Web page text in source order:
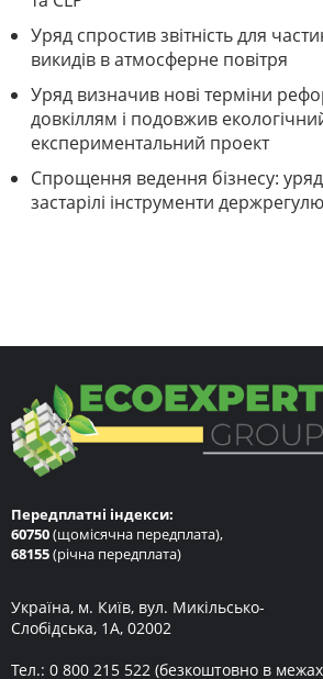
Уряд спростив звітність для
викидів в атмосферне повітря
Уряд визначив нові терміни
довкіллям і подовжив
експериментальний проект
Спрощення ведення бізнесу:
застарілі інструменти
Передплатні індекси:
60750(щомісячна передплата),
68155(річна передплата)
Україна, м. Київ, вул. Микільсько-
Слобідська, 1А, 02002
Тел.: 0 800 215 522 (безкоштовно в межах